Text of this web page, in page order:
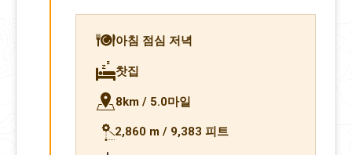
아침 점심 저녁
찻집
8km / 5.0마일
2,860 m / 9,383 피트